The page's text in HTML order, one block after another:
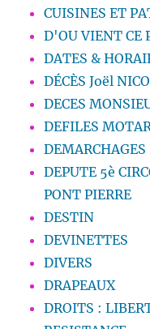
CUISINES ET
D'OU VIENT CE
DATES &
DÉCÈS Joël
DECES
DEFILES
DEPUTE 5è
PONT PIERRE
DESTIN
DEVINETTES
DIVERS
DRAPEAUX
DROITS :